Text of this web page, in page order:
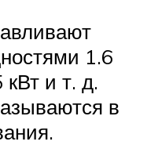
1.6
кВт и т. д.
в